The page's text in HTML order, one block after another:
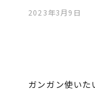
2023年3月9日
ガンガン使い